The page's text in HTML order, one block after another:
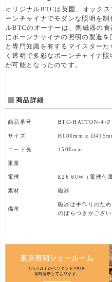
オリジナルBTCは英国、オック
ーンチャイナでモダンな照明を
ルBTCのオーナーは、陶磁器の
にボーンチャイナの照明の製造
と専門知識を有するマイスター
く透明で多彩なボーンチャイナ
が可能となったのです。
商品詳細
商品番号 BTC-HATTON-4-P
サイズ H180mm x
コード長 1500mm
重量
電球 E26 60W（電球付
素材 磁器
備考
磁器は手作りのた
のばらつきがござい